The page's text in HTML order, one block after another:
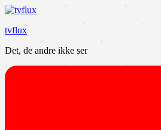
Videre
indhold
tvflux
Det, de andre ikke ser